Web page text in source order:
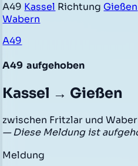
A49 Kassel Richtung Gießen
Wabern
A49
A49 aufgehoben
Kassel → Gießen
zwischen Fritzlar und
— Diese Meldung ist
Meldung